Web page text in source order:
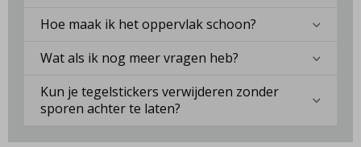
Hoe maak ik het oppervlak schoon?
Wat als ik nog meer vragen heb?
Kun je tegelstickers verwijderen zonder
sporen achter te laten?